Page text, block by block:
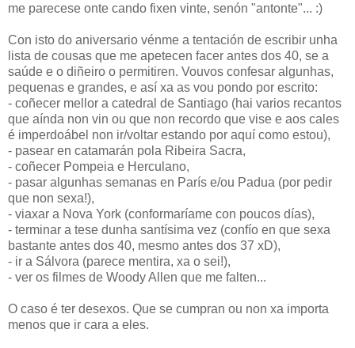
me parecese onte cando fixen vinte, senón "antonte"... :)
Con isto do aniversario vénme a tentación de escribir unha
lista de cousas que me apetecen facer antes dos 40, se a
saúde e o diñeiro o permitiren. Vouvos confesar algunhas,
pequenas e grandes, e así xa as vou pondo por escrito:
- coñecer mellor a catedral de Santiago (hai varios recantos
que aínda non vin ou que non recordo que vise e aos cales
é imperdoábel non ir/voltar estando por aquí como estou),
- pasear en catamarán pola Ribeira Sacra,
- coñecer Pompeia e Herculano,
- pasar algunhas semanas en París e/ou Padua (por pedir
que non sexa!),
- viaxar a Nova York (conformaríame con poucos días),
- terminar a tese dunha santísima vez (confío en que sexa
bastante antes dos 40, mesmo antes dos 37 xD),
- ir a Sálvora (parece mentira, xa o sei!),
- ver os filmes de Woody Allen que me falten...
O caso é ter desexos. Que se cumpran ou non xa importa
menos que ir cara a eles.